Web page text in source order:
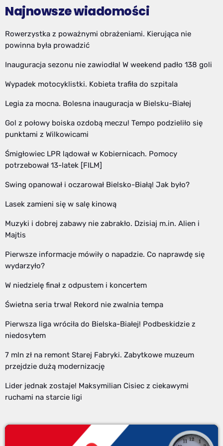
Najnowsze wiadomości
Rowerzystka z poważnymi obrażeniami. Kierująca nie
powinna była prowadzić
Inauguracja sezonu nie zawiodła! W weekend padło 138 goli
Wypadek motocyklistki. Kobieta trafiła do szpitala
Legia za mocna. Bolesna inauguracja w Bielsku-Białej
Gol z połowy boiska ozdobą meczu! Tempo podzieliło się
punktami z Wilkowicami
Śmigłowiec LPR lądował w Kobiernicach. Pomocy
potrzebował 13-latek [FILM]
Swing opanował i oczarował Bielsko-Białą! Jak było?
Lasek zamieni się w salę kinową
Muzyki i dobrej zabawy nie zabrakło. Dzisiaj m.in. Alien i
Majtis
Pierwsze informacje mówiły o napadzie. Co naprawdę się
wydarzyło?
W niedzielę finał z odpustem i koncertem
Świetna seria trwa! Rekord nie zwalnia tempa
Pierwsza liga wróciła do Bielska-Białej! Podbeskidzie z
niedosytem
7 mln zł na remont Starej Fabryki. Zabytkowe muzeum
przejdzie dużą modernizację
Lider jednak zostaje! Maksymilian Cisiec z ciekawymi
ruchami na starcie ligi